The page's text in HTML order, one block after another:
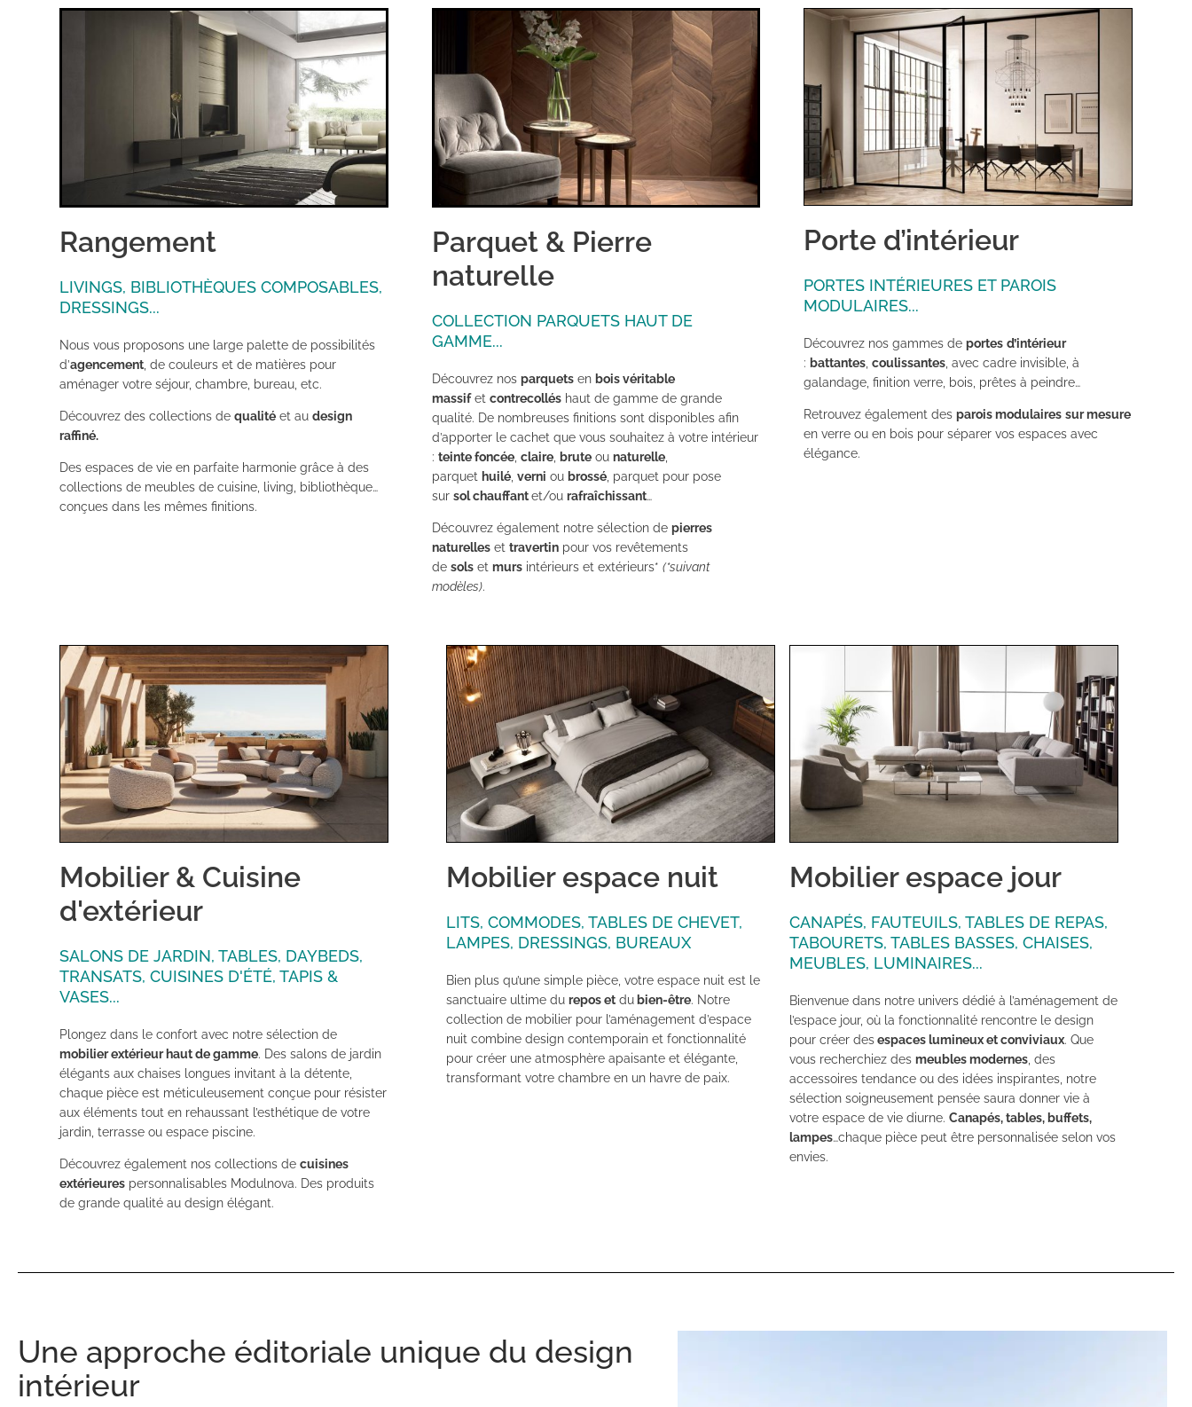
Rangement
LIVINGS, BIBLIOTHÈQUES COMPOSABLES,
DRESSINGS...
Nous vous proposons une large palette de possibilités
d’agencement , de couleurs et de matières pour
aménager votre séjour, chambre, bureau, etc.
Découvrez des collections dequalité et audesign
raffiné.
Des espaces de vie en parfaite harmonie grâce à des
collections de meubles de cuisine, living, bibliothèque…
conçues dans les mêmes finitions.
Parquet & Pierre
naturelle
COLLECTION PARQUETS HAUT DE
GAMME...
Découvrez nos parquetsen bois véritable
massifet contrecolléshaut de gamme de grande
qualité. De nombreuses finitions sont disponibles afin
d’apporter le cachet que vous souhaitez à votre intérieur
: teinte foncée, claire, bruteou naturelle,
parquet huilé, verni ou brossé, parquet pour pose
sur sol chauffantet/ou rafraîchissant…
Découvrez également notre sélection de pierres
naturelleset travertinpour vos revêtements
de solset mursintérieurs et extérieurs* (*suivant
modèles).
Porte d’intérieur
PORTES INTÉRIEURES ET PAROIS
MODULAIRES...
Découvrez nos gammes de portes d’intérieur
: battantes, coulissantes, avec cadre invisible, à
galandage, finition verre, bois, prêtes à peindre…
Retrouvez également des parois modulaires sur mesure
en verre ou en bois pour séparer vos espaces avec
élégance.
Mobilier & Cuisine
d'extérieur
SALONS DE JARDIN, TABLES, DAYBEDS,
TRANSATS, CUISINES D'ÉTÉ, TAPIS &
VASES...
Plongez dans le confort avec notre sélection de
mobilier extérieur haut de gamme. Des salons de jardin
élégants aux chaises longues invitant à la détente,
chaque pièce est méticuleusement conçue pour résister
aux éléments tout en rehaussant l’esthétique de votre
jardin, terrasse ou espace piscine.
Découvrez également nos collections decuisines
extérieures personnalisables Modulnova. Des produits
de grande qualité au design élégant.
Mobilier espace nuit
LITS, COMMODES, TABLES DE CHEVET,
LAMPES, DRESSINGS, BUREAUX
Bien plus qu’une simple pièce, votre espace nuit est le
sanctuaire ultime du repos etdubien-être. Notre
collection de mobilier pour l’aménagement d’espace
nuit combine design contemporain et fonctionnalité
pour créer une atmosphère apaisante et élégante,
transformant votre chambre en un havre de paix.
Mobilier espace jour
CANAPÉS, FAUTEUILS, TABLES DE REPAS,
TABOURETS, TABLES BASSES, CHAISES,
MEUBLES, LUMINAIRES...
Bienvenue dans notre univers dédié à l’aménagement de
l’espace jour, où la fonctionnalité rencontre le design
pour créer desespaces lumineux et conviviaux. Que
vous recherchiez des meubles modernes, des
accessoires tendance ou des idées inspirantes, notre
sélection soigneusement pensée saura donner vie à
votre espace de vie diurne. Canapés, tables, buffets,
lampes…chaque pièce peut être personnalisée selon vos
envies.
Une approche éditoriale unique du design
intérieur